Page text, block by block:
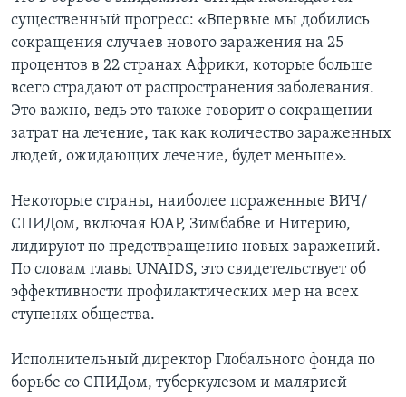
существенный прогресс: «Впервые мы добились
сокращения случаев нового заражения на 25
процентов в 22 странах Африки, которые больше
всего страдают от распространения заболевания.
Это важно, ведь это также говорит о сокращении
затрат на лечение, так как количество зараженных
людей, ожидающих лечение, будет меньше».
Некоторые страны, наиболее пораженные ВИЧ/
СПИДом, включая ЮАР, Зимбабве и Нигерию,
лидируют по предотвращению новых заражений.
По словам главы UNAIDS, это свидетельствует об
эффективности профилактических мер на всех
ступенях общества.
Исполнительный директор Глобального фонда по
борьбе со СПИДом, туберкулезом и малярией